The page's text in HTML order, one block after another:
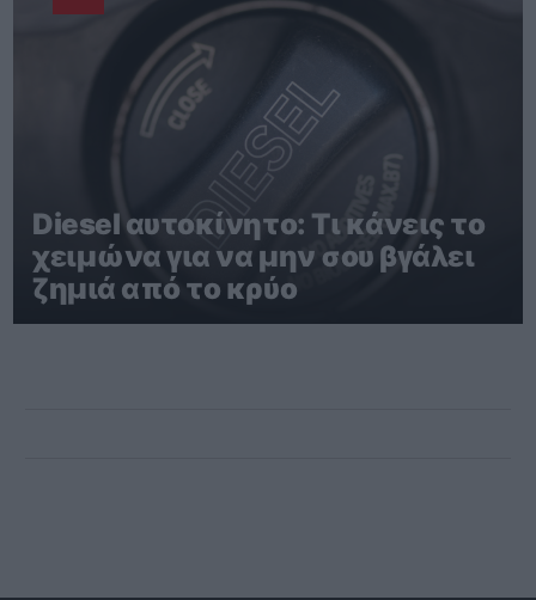
Diesel αυτοκίνητο: Τι κάνεις το
χειμώνα για να μην σου βγάλει
ζημιά από το κρύο